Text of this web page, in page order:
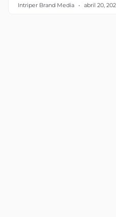
Intriper Brand Media abril 20,